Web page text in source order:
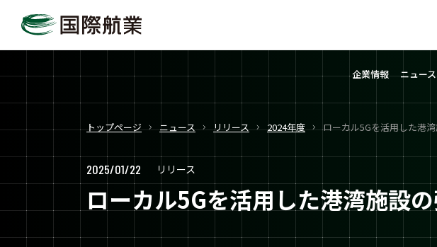
企業情報 ニュース
トップページ ニュース リリース 2024年度 ローカル5Gを活用した港
2025/01/22 リリース
ローカル5Gを活用した港湾施設